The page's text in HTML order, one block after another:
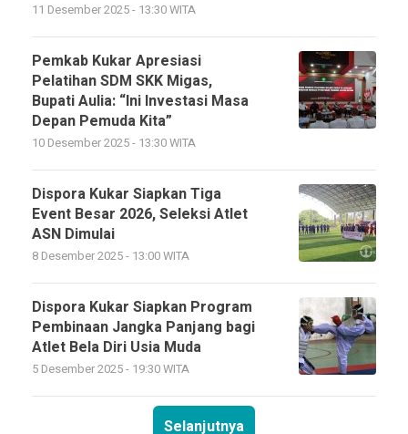
11 Desember 2025 - 13:30 WITA
Pemkab Kukar Apresiasi
Pelatihan SDM SKK Migas,
Bupati Aulia: “Ini Investasi Masa
Depan Pemuda Kita”
10 Desember 2025 - 13:30 WITA
Dispora Kukar Siapkan Tiga
Event Besar 2026, Seleksi Atlet
ASN Dimulai
8 Desember 2025 - 13:00 WITA
Dispora Kukar Siapkan Program
Pembinaan Jangka Panjang bagi
Atlet Bela Diri Usia Muda
5 Desember 2025 - 19:30 WITA
Selanjutnya